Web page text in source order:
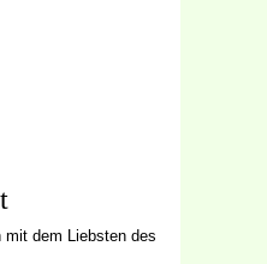
dem Liebsten des